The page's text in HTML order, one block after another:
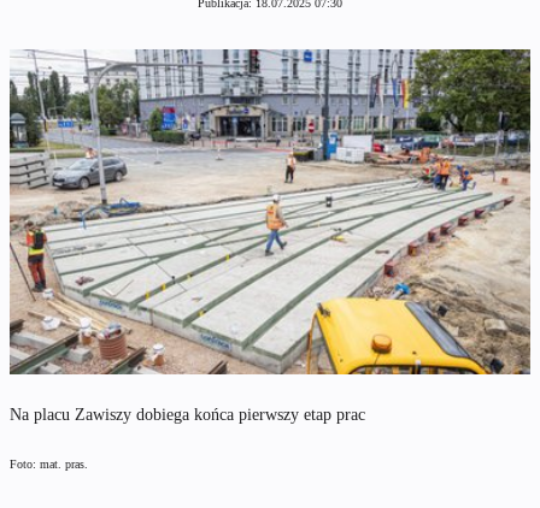
Publikacja: 18.07.2025 07:30
Na placu Zawiszy dobiega końca pierwszy etap prac
Foto: mat. pras.